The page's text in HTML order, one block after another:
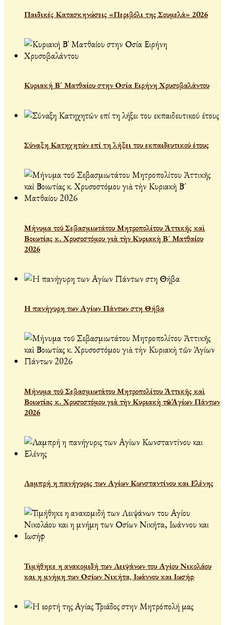
Παιδικές Κατασκηνώσεις «Περιβόλι της Σουμελά» 2026
Κυριακή Β' Ματθαίου στην Οσία Ειρήνη Χρυσοβαλάντου
Σύναξη Κατηχητών επί τη λήξει του εκπαιδευτικού έτους
Μήνυμα τοῦ Σεβασμιωτάτου Μητροπολίτου Ἀττικῆς καὶ
Βοιωτίας κ. Χρυσοστόμου γιὰ τὴν Κυριακὴ Β´ Ματθαίου
2026
Η πανήγυρη των Αγίων Πάντων στη Θήβα
Μήνυμα τοῦ Σεβασμιωτάτου Μητροπολίτου Ἀττικῆς καὶ
Βοιωτίας κ. Χρυσοστόμου γιὰ τὴν Κυριακὴ τῶν Ἁγίων Πάντων
2026
Λαμπρή η πανήγυρις των Αγίων Κωνσταντίνου και Ελένης
Τιμήθηκε η ανακομιδή των Λειψάνων του Αγίου Νικολάου
και η μνήμη των Οσίων Νικήτα, Ιωάννου και Ιωσήφ